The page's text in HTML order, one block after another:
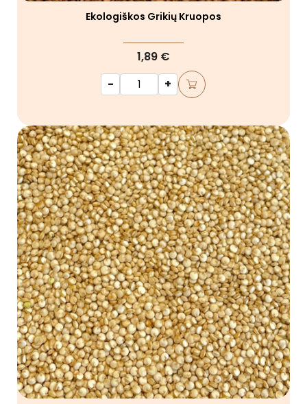
Ekologiškos Grikių Kruopos
1,89 €
-
+